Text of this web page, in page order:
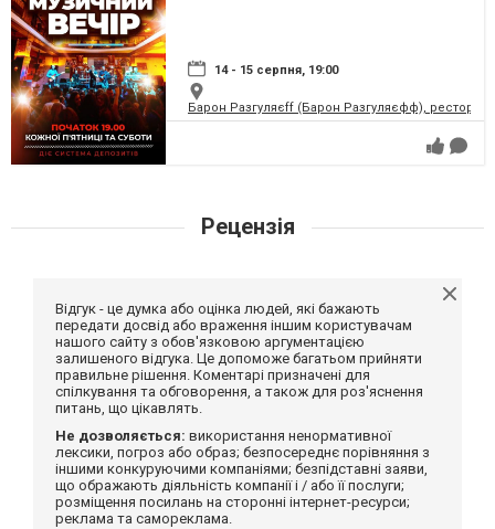
14 - 15 серпня, 19:00
Барон Разгуляєff (Барон Разгуляєфф),
Рецензія
Відгук - це думка або оцінка людей, які бажають
передати досвід або враження іншим користувачам
нашого сайту з обов'язковою аргументацією
залишеного відгука. Це допоможе багатьом прийняти
правильне рішення. Коментарі призначені для
спілкування та обговорення, а також для роз'яснення
питань, що цікавлять.
Не дозволяється: використання ненормативної
лексики, погроз або образ; безпосереднє порівняння з
іншими конкуруючими компаніями; безпідставні заяви,
що ображають діяльність компанії і / або її послуги;
розміщення посилань на сторонні інтернет-ресурси;
реклама та самореклама.